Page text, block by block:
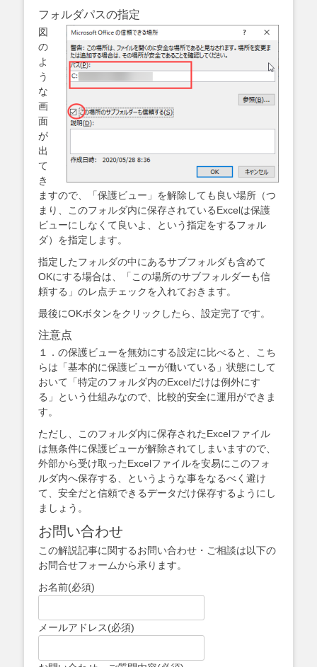
フォルダパスの指定
図
の
よ
う
な
画
面
が
出
て
き
ますので、「保護ビュー」を解除しても良い場所（つ
まり、このフォルダ内に保存されているExcelは保護
ビューにしなくて良いよ、という指定をするフォル
ダ）を指定します。
指定したフォルダの中にあるサブフォルダも含めて
OKにする場合は、「この場所のサブフォルダーも信
頼する」のレ点チェックを入れておきます。
最後にOKボタンをクリックしたら、設定完了です。
注意点
１．の保護ビューを無効にする設定に比べると、こち
らは「基本的に保護ビューが働いている」状態にして
おいて「特定のフォルダ内のExcelだけは例外にす
る」という仕組みなので、比較的安全に運用ができま
す。
ただし、このフォルダ内に保存されたExcelファイル
は無条件に保護ビューが解除されてしまいますので、
外部から受け取ったExcelファイルを安易にこのフォ
ルダ内へ保存する、というような事をなるべく避け
て、安全だと信頼できるデータだけ保存するようにし
ましょう。
お問い合わせ
この解説記事に関するお問い合わせ・ご相談は以下の
お問合せフォームから承ります。
お名前(必須)
メールアドレス(必須)